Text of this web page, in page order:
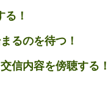
！
るのを待つ！
信内容を傍聴する